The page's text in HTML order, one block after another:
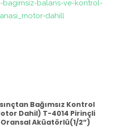
Bağımsız Kontrol
Dahil) T-4014 Pirinçli
Aküatörlü(1/2”)